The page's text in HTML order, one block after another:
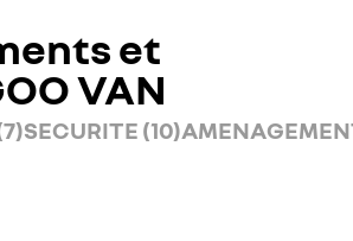
et
VAN
SECURITE (10)